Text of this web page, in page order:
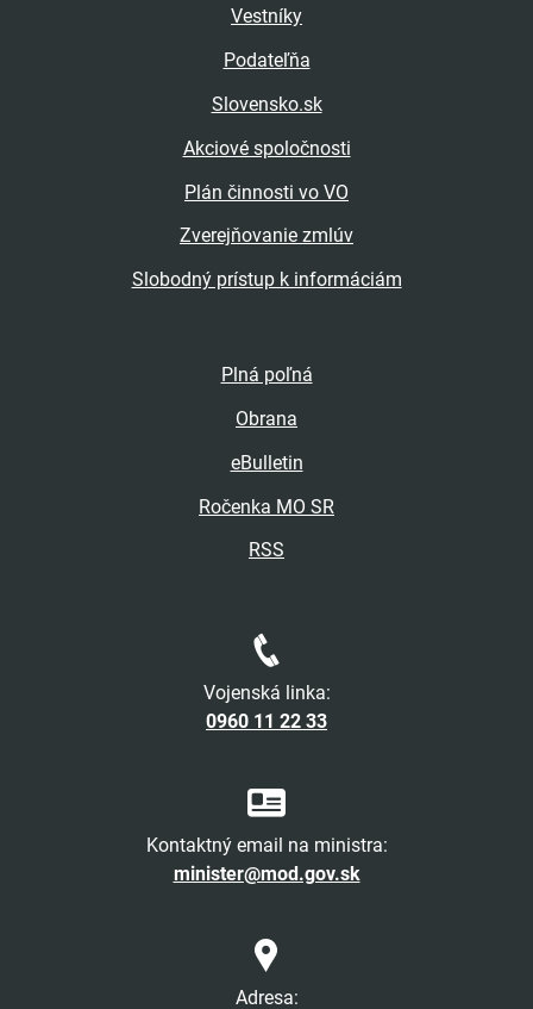
Vestníky
Podateľňa
Slovensko.sk
Akciové spoločnosti
Plán činnosti vo VO
Zverejňovanie zmlúv
Slobodný prístup k informáciám
Plná poľná
Obrana
eBulletin
Ročenka MO SR
RSS
Vojenská linka:
0960 11 22 33
Kontaktný email na ministra:
minister@mod.gov.sk
Adresa: